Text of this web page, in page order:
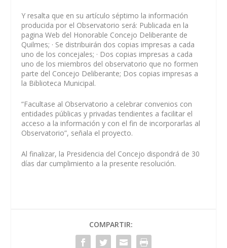
Y resalta que en su artículo séptimo la información
producida por el Observatorio será: Publicada en la
pagina Web del Honorable Concejo Deliberante de
Quilmes; · Se distribuirán dos copias impresas a cada
uno de los concejales; · Dos copias impresas a cada
uno de los miembros del observatorio que no formen
parte del Concejo Deliberante; Dos copias impresas a
la Biblioteca Municipal.
“Facultase al Observatorio a celebrar convenios con
entidades públicas y privadas tendientes a facilitar el
acceso a la información y con el fin de incorporarlas al
Observatorio”, señala el proyecto.
Al finalizar, la Presidencia del Concejo dispondrá de 30
días dar cumplimiento a la presente resolución.
COMPARTIR: